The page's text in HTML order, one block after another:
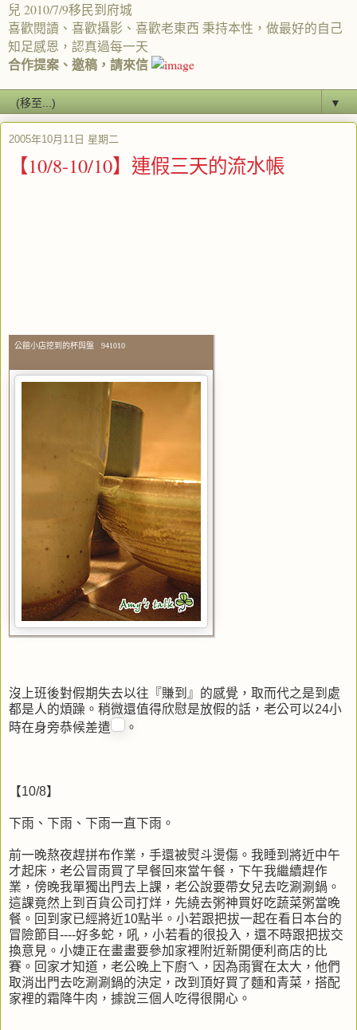
兒 2010/7/9移民到府城
喜歡閱讀、喜歡攝影、喜歡老東西 秉持本性，做最好的自己
知足感恩，認真過每一天
合作提案、邀稿，請來信
▼
2005年10月11日 星期二
【10/8-10/10】連假三天的流水帳
公館小店挖到的杯與盤 941010
沒上班後對假期失去以往『賺到』的感覺，取而代之是到處
都是人的煩躁。稍微還值得欣慰是放假的話，老公可以24小
時在身旁恭候差遣
。
【10/8】
下雨、下雨、下雨一直下雨。
前一晚熬夜趕拼布作業，手還被熨斗燙傷。我睡到將近中午
才起床，老公冒雨買了早餐回來當午餐，下午我繼續趕作
業，傍晚我單獨出門去上課，老公說要帶女兒去吃涮涮鍋。
這課竟然上到百貨公司打烊，先繞去粥神買好吃蔬菜粥當晚
餐。回到家已經將近10點半。小若跟把拔一起在看日本台的
冒險節目----好多蛇，吼，小若看的很投入，還不時跟把拔交
換意見。小婕正在畫畫要參加家裡附近新開便利商店的比
賽。回家才知道，老公晚上下廚ㄟ，因為雨實在太大，他們
取消出門去吃涮涮鍋的決定，改到頂好買了麵和青菜，搭配
家裡的霜降牛肉，據說三個人吃得很開心。